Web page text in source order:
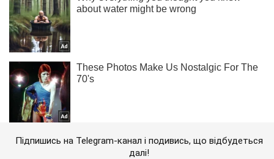
Підпишись на Telegram-канал і подивись, що відбудеться
далі!